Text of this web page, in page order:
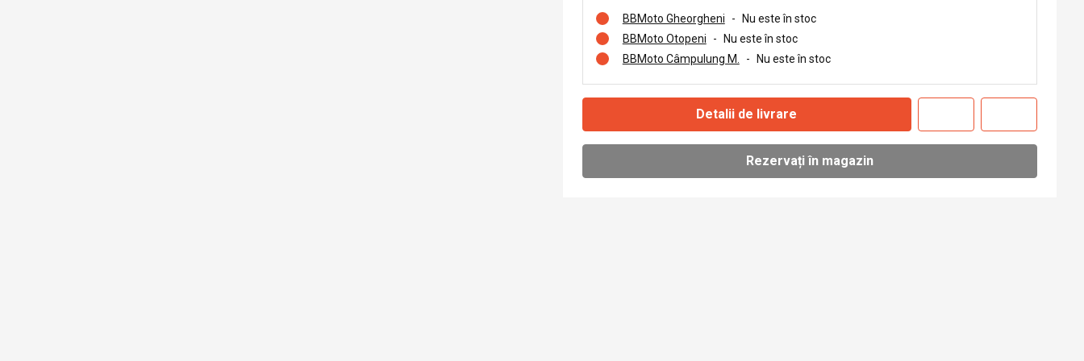
BBMoto Gheorgheni
- Nu este în stoc
BBMoto Otopeni
- Nu este în stoc
BBMoto Câmpulung M.
- Nu este în stoc
Detalii de livrare
Rezervați în magazin